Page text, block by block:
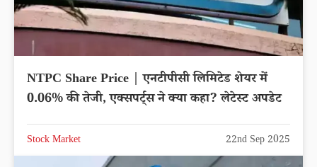
NTPC Share Price | एनटीपीसी लिमिटेड शेयर में
0.06% की तेजी, एक्सपर्ट्स ने क्या कहा? लेटेस्ट अपडेट
Stock Market 22nd Sep 2025